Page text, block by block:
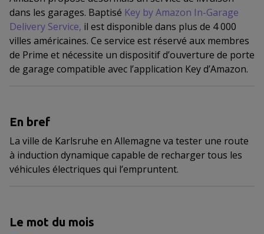
dans les garages. Baptisé Key by Amazon In-Garage
Delivery Service, il est disponible dans plus de 4 000
villes américaines. Ce service est réservé aux membres
de Prime et nécessite un dispositif d’ouverture de porte
de garage compatible avec l’application Key d’Amazon.
En bref
La ville de Karlsruhe en Allemagne va tester une route
à induction dynamique capable de recharger tous les
véhicules électriques qui l’empruntent.
Le mot du mois